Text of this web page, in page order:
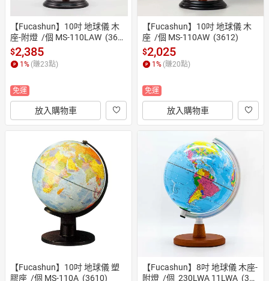
【Fucashun】10吋 地球儀 木
座-附燈  /個 MS-110LAW  (361
6)
$2,385
1% (賺23點)
免運
放入購物車
【Fucashun】10吋 地球儀 木
座  /個 MS-110AW  (3612)
$2,025
1% (賺20點)
免運
放入購物車
【Fucashun】10吋 地球儀 塑
膠座  /個 MS-110A  (3610)
【Fucashun】8吋 地球儀 木座-
附燈  /個  230LWA 11LWA  (360